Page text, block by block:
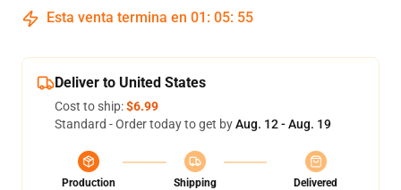
Esta venta termina en 01 : 05: 54
Deliver to United States
Cost to ship:$6.99
Standard - Order today to get byAug. 12 - Aug. 19
Production
Shipping
Delivered